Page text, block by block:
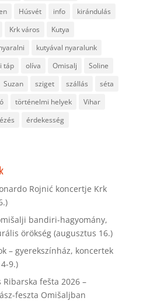
Húsvét info
kirándulás
Krk város
Kutya
kutyával nyaralunk
táp olíva Omisalj
Soline
Suzan sziget szállás
séta
történelmi helyek
Vihar
érdekesség
Rojnić koncertje Krk
bandiri-hagyomány,
örökség (augusztus 16.)
– gyerekszínház, koncertek
9.)
fešta 2026 –
feszta Omišaljban